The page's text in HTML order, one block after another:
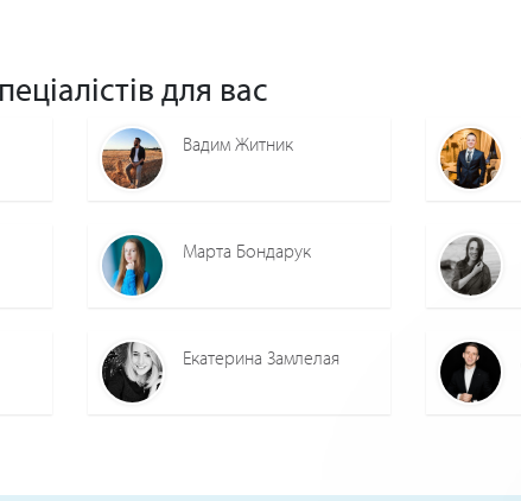
для вас
Вадим Житник
Марта Бондарук
Екатерина Замлелая